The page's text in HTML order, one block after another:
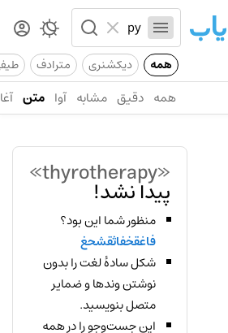
همه دیکشنری مترادف
همه دقیق مشابه آوا متن
«thyrotherapy»
پیدا نشد!
منظور شما این بود؟
فاغقخفاثقشحغ
شکل سادهٔ لغت را بدون
نوشتن وندها و ضمایر
متصل بنویسید.
این جست‌وجو را در همه